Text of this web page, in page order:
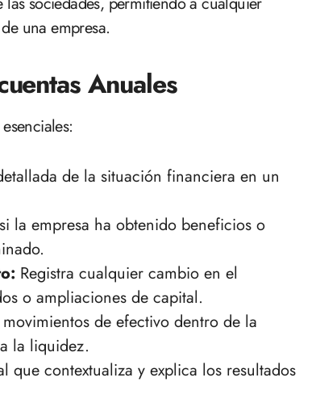
una empresa.
Anuales
de la situación financiera en un
la empresa ha obtenido beneficios o
Registra cualquier cambio en el
o ampliaciones de capital.
de efectivo dentro de la
la liquidez.
contextualiza y explica los resultados